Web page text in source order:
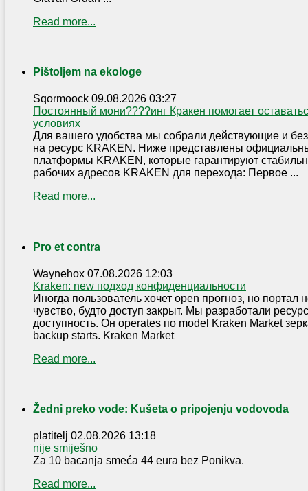
Read more...
Pištoljem na ekologe
Sqormoock 09.08.2026 03:27
Постоянный мони????инг Кракен помогает
условиях
Для вашего удобства мы собрали действующие и
на ресурс KRAKEN. Ниже представлены
платформы KRAKEN, которые гарантируют
рабочих адресов KRAKEN для перехода: Первое ...
Read more...
Pro et contra
Waynehox 07.08.2026 12:03
Kraken: new подход конфиденциальности
Иногда пользователь хочет open прогноз, но портал
чувство, будто доступ закрыт. Мы разработали
доступность. Он operates по model Kraken Market
backup starts. Kraken Market
Read more...
Žedni preko vode: Kušeta o pripojenju vodovoda
platitelj 02.08.2026 13:18
nije smiješno
Za 10 bacanja smeća 44 eura bez Ponikva.
Read more...